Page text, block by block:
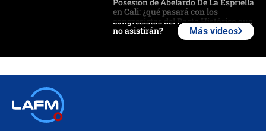
en Cali: ¿qué pasará con los
congresistas del Pacto Histórico que
no asistirán?
Más videos